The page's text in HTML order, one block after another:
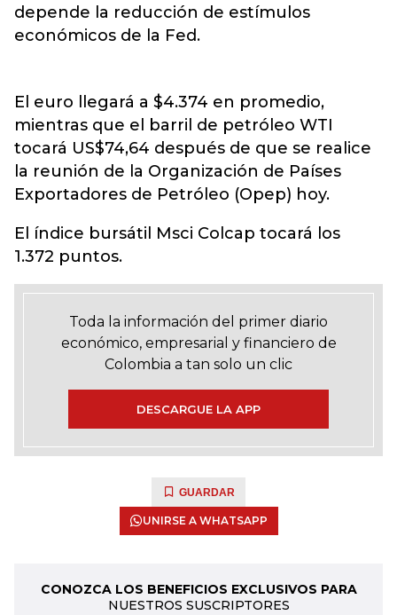
depende la reducción de estímulos
económicos de la Fed.
El euro llegará a $4.374 en promedio,
mientras que el barril de petróleo WTI
tocará US$74,64 después de que se realice
la reunión de la Organización de Países
Exportadores de Petróleo (Opep) hoy.
El índice bursátil Msci Colcap tocará los
1.372 puntos.
Toda la información del primer diario
económico, empresarial y financiero de
Colombia a tan solo un clic
DESCARGUE LA APP
GUARDAR
UNIRSE A WHATSAPP
CONOZCA LOS BENEFICIOS EXCLUSIVOS PARA
NUESTROS SUSCRIPTORES